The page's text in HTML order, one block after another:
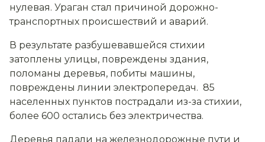
нулевая. Ураган стал причиной дорожно-
транспортных происшествий и аварий.
В результате разбушевавшейся стихии
затоплены улицы, повреждены здания,
поломаны деревья, побиты машины,
повреждены линии электропередач. 85
населенных пунктов пострадали из-за стихии,
более 600 остались без электричества.
Деревья падали на железнодорожные пути и